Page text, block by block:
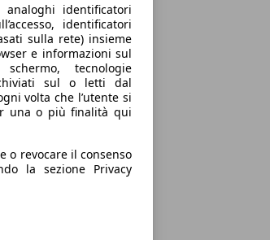
identificatori
identificatori
sulla rete) insieme
e informazioni sul
tecnologie
sul o letti dal
volta che l’utente si
una o più finalità qui
o revocare il consenso
la sezione Privacy